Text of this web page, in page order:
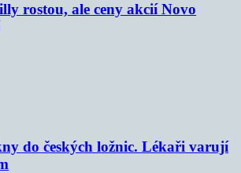
rostou, ale ceny akcií Novo
do českých ložnic. Lékaři varují